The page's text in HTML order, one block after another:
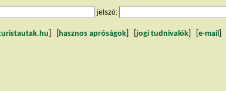
jelszó:
hasznos apróságok jogi tudnivalók e-mail